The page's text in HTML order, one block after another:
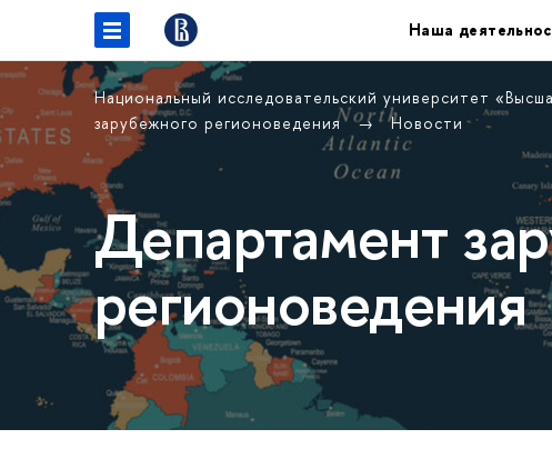
Наша
Национальный исследовательский университет
зарубежного регионоведения
Новости
Департамент
регионоведения